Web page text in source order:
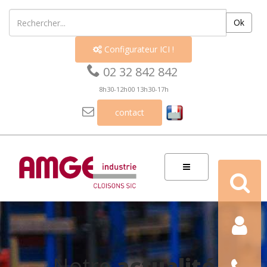
Ok
 Configurateur ICI !
 02 32 842 842
8h30-12h00 13h30-17h
 contact